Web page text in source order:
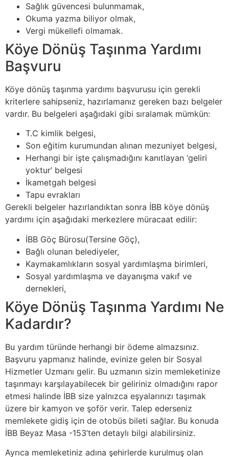
Sağlık güvencesi bulunmamak,
Okuma yazma biliyor olmak,
Vergi mükellefi olmamak.
Köye Dönüş Taşınma Yardımı
Başvuru
Köye dönüş taşınma yardımı başvurusu için gerekli
kriterlere sahipseniz, hazırlamanız gereken bazı belgeler
vardır. Bu belgeleri aşağıdaki gibi sıralamak mümkün:
T.C kimlik belgesi,
Son eğitim kurumundan alınan mezuniyet belgesi,
Herhangi bir işte çalışmadığını kanıtlayan ‘geliri
yoktur’ belgesi
İkametgah belgesi
Tapu evrakları
Gerekli belgeler hazırlandıktan sonra İBB köye dönüş
yardımı için aşağıdaki merkezlere müracaat edilir:
İBB Göç Bürosu(Tersine Göç),
Bağlı olunan belediyeler,
Kaymakamlıkların sosyal yardımlaşma birimleri,
Sosyal yardımlaşma ve dayanışma vakıf ve
dernekleri,
Köye Dönüş Taşınma Yardımı Ne
Kadardır?
Bu yardım türünde herhangi bir ödeme almazsınız.
Başvuru yapmanız halinde, evinize gelen bir Sosyal
Hizmetler Uzmanı gelir. Bu uzmanın sizin memleketinize
taşınmayı karşılayabilecek bir geliriniz olmadığını rapor
etmesi halinde İBB size yalnızca eşyalarınızı taşımak
üzere bir kamyon ve şoför verir. Talep ederseniz
memlekete gidiş için de otobüs bileti sağlar. Bu konuda
İBB Beyaz Masa -153’ten detaylı bilgi alabilirsiniz.
Ayrıca memleketiniz adına şehirlerde kurulmuş olan